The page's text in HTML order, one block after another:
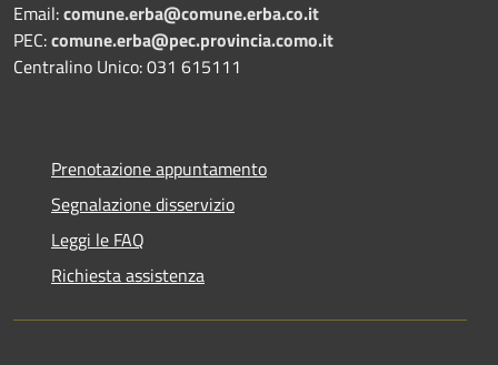
Email:comune.erba@comune.erba.co.it
PEC:comune.erba@pec.provincia.como.it
Centralino Unico: 031 615111
Prenotazione appuntamento
Segnalazione disservizio
Leggi le FAQ
Richiesta assistenza